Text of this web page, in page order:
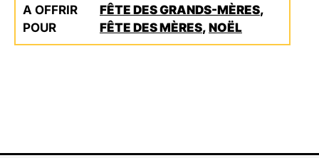
A OFFRIR
POUR
FÊTE DES GRANDS-MÈRES,
FÊTE DES MÈRES, NOËL